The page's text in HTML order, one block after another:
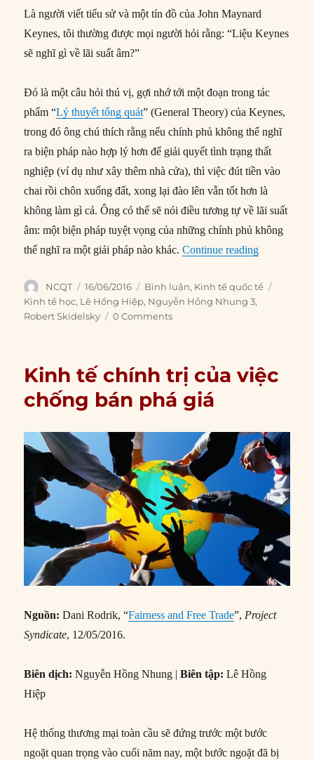
Là người viết tiểu sử và một tín đồ của John Maynard
Keynes, tôi thường được mọi người hỏi rằng: “Liệu Keynes
sẽ nghĩ gì về lãi suất âm?”
Đó là một câu hỏi thú vị, gợi nhớ tới một đoạn trong tác
phẩm “Lý thuyết tổng quát” (General Theory) của Keynes,
trong đó ông chú thích rằng nếu chính phủ không thể nghĩ
ra biện pháp nào hợp lý hơn để giải quyết tình trạng thất
nghiệp (ví dụ như xây thêm nhà cửa), thì việc đút tiền vào
chai rồi chôn xuống đất, xong lại đào lên vẫn tốt hơn là
không làm gì cả. Ông có thể sẽ nói điều tương tự về lãi suất
âm: một biện pháp tuyệt vọng của những chính phủ không
thể nghĩ ra một giải pháp nào khác.Continue reading“Tại sao lãi
Author
NCQT
Posted
on
16/06/2016 Categories
Bình luận, Kinh tế quốc tế
Kinh tế học, Lê Hồng Hiệp, Nguyễn Hồng Nhung 3,
Robert Skidelsky
0 Comments
Kinh tế chính trị của việc
chống bán phá giá
Nguồn:Dani Rodrik, “Fairness and Free Trade”, Project
Syndicate, 12/05/2016.
Biên dịch:Nguyễn Hồng Nhung |Biên tập:Lê Hồng
Hiệp
Hệ thống thương mại toàn cầu sẽ đứng trước một bước
ngoặt quan trọng vào cuối năm nay, một bước ngoặt đã bị